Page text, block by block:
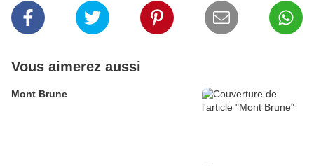
Vous aimerez aussi
Mont Brune